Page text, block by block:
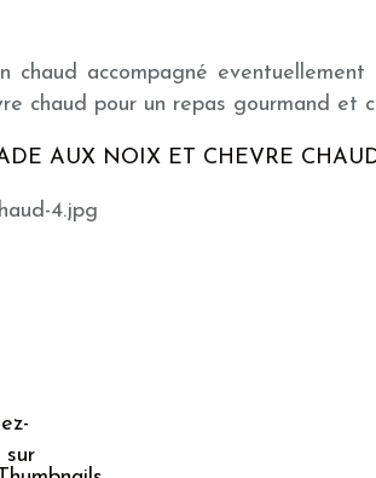
chaud accompagné eventuellement
chaud pour un repas gourmand et
AUX NOIX ET CHEVRE